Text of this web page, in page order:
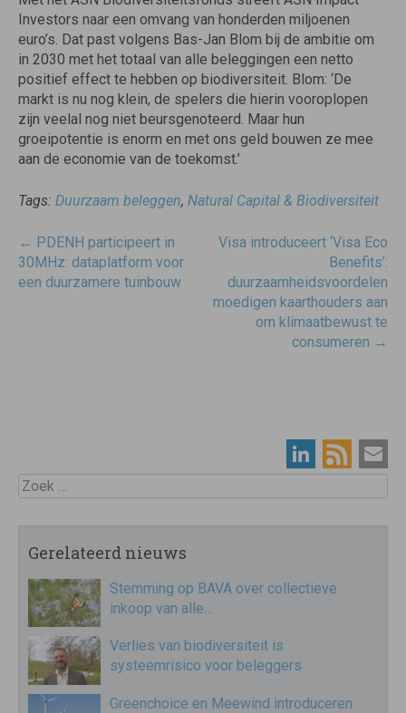
Investors naar een omvang van honderden miljoenen
euro’s. Dat past volgens Bas-Jan Blom bij de ambitie om
in 2030 met het totaal van alle beleggingen een netto
positief effect te hebben op biodiversiteit. Blom: ‘De
markt is nu nog klein, de spelers die hierin vooroplopen
zijn veelal nog niet beursgenoteerd. Maar hun
groeipotentie is enorm en met ons geld bouwen ze mee
aan de economie van de toekomst.’
Tags: Duurzaam beleggen, Natural Capital & Biodiversiteit
Post
navigatie
← PDENH participeert in
30MHz: dataplatform voor
een duurzamere tuinbouw
Visa introduceert ‘Visa Eco
Benefits’:
duurzaamheidsvoordelen
moedigen kaarthouders aan
om klimaatbewust te
consumeren →
Zoek
Gerelateerd nieuws
Stemming op BAVA over collectieve
inkoop van alle…
Verlies van biodiversiteit is
systeemrisico voor beleggers
Greenchoice en Meewind introduceren